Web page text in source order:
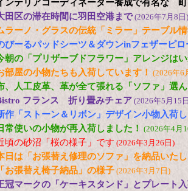
ンテリアコーディネーター養成で有名な
田区の滞在時間に羽田空港まで(2026年7月8日)
ラーノ・グラスの伝統「ミラー」テーブル
びーるパッドシーツ＆ダウンinフェザーピ
朝の「プリザーブドフラワー」アレンジは
部屋の小物たちも入荷しています！ (2026年6
、人工皮革、革が全て張れる「ソファ」選
フランス 折り畳みチェア (2026年5月15
作「ストーン＆リボン」デザイン小物入荷
常使いの小物が再入荷しました！ (2026年4月
頃の砂沼「桜の様子」です (2026年3月26日)
日は「お張替え修理のソファ」を納品いた
「お張替え椅子納品」の様子 (2026年3月7日)
冠マークの「ケーキスタンド」とプレート